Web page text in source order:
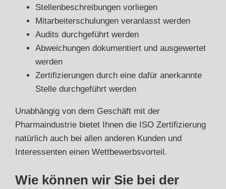
Stellenbeschreibungen vorliegen
Mitarbeiterschulungen veranlasst werden
Audits durchgeführt werden
Abweichungen dokumentiert und ausgewertet
werden
Zertifizierungen durch eine dafür anerkannte
Stelle durchgeführt werden
Unabhängig von dem Geschäft mit der
Pharmaindustrie bietet Ihnen die ISO Zertifizierung
natürlich auch bei allen anderen Kunden und
Interessenten einen Wettbewerbsvorteil.
Wie können wir Sie bei der